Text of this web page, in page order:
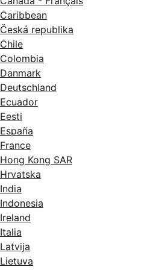
Caribbean
Česká republika
Chile
Colombia
Danmark
Deutschland
Ecuador
Eesti
España
France
Hong Kong SAR
Hrvatska
India
Indonesia
Ireland
Italia
Latvija
Lietuva